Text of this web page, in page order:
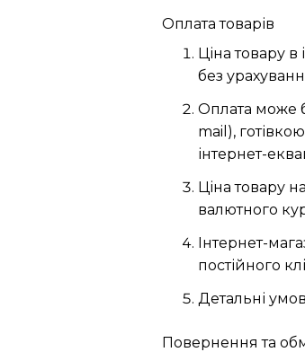
Оплата товарів
Ціна товару в
без
Оплата може
mail),
інтернет-
Ціна товару
валютного
Інтернет-
постійного
Детальні
Повернення та